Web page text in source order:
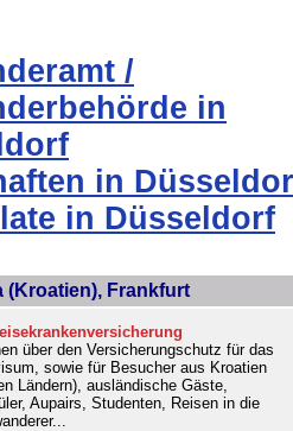
/
in
in
in Düsseldorf
(Kroatien), Frankfurt
über den Versicherungschutz für das
sowie für Besucher aus Kroatien
Ländern), ausländische Gäste,
Aupairs, Studenten, Reisen in die